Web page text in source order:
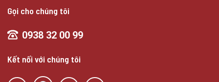
Gọi cho chúng tôi
0938 32 00 99
Kết nối với chúng tôi